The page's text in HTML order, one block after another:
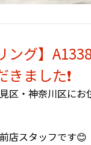
ング】
ました❗️
区・神奈川区にお
店スタッフです😊